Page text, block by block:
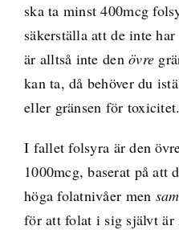
ska ta minst 400mcg
säkerställa att de inte
är alltså inte denövre
kan ta, då behöver du
eller gränsen för toxicitet.
I fallet folsyra är den
1000mcg, baserat på att
höga folatnivåer men
för att folat i sig självt